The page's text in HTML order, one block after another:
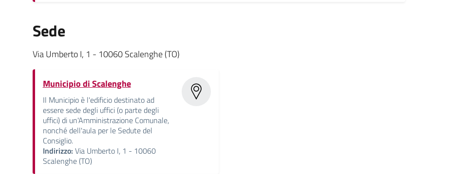
Sede
Via Umberto I, 1 - 10060 Scalenghe (TO)
Municipio di Scalenghe
Il Municipio è l'edificio destinato ad
essere sede degli uffici (o parte degli
uffici) di un'Amministrazione Comunale,
nonché dell'aula per le Sedute del
Consiglio.
Indirizzo: Via Umberto I, 1 - 10060
Scalenghe (TO)